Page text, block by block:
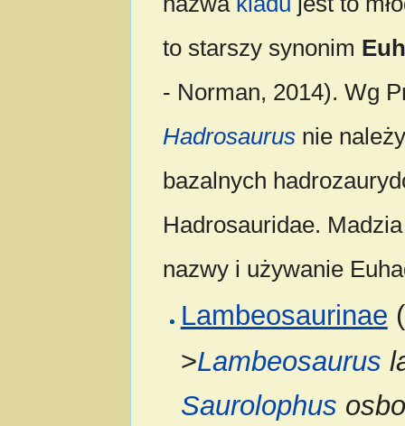
to starszy synonim
- Norman, 2014). Wg
Hadrosaurusnie
bazalnych
Hadrosauridae.
nazwy i używanie
Lambeosaurinae
>Lambeosaurus
Saurolophus